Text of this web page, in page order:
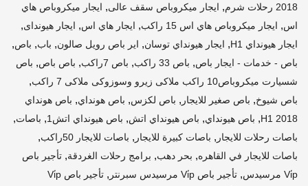
2018 رحلات شرم , ايجار ميكروباص سقف عالى, ايجار ميكروباص هاي
اس, ايجار ميكروباص هاي اس 15 راكب , ايجار هاي اس, ايجار هيونداى,
ايجار هيونداي H1 , ايجار هيونداي توسان, اير باص رويل صالون, باب, باص,
باص - خدمات - ايجار باص, باص 33 راكب , باص 7راكب , باص باص, باص
شسيارت ميكروباص10 راكب ملاكى زيرو وسوزوكى ملاكى 7 راكب
,
باص شيوخ, باص صغير للايجار , باص لكزس, باص هونداي, باص هونداي
H1 2018
, باص هيونداي, باص هيونداي اتش, باص هيونداي اتش1 , باصات,
باصات رحلات للايجار , باصات كبيرة للايجار , باصات للايجار 50راكب ,
باصات للايجار في القاهره, بحر دهب, برامج رحلات الغردقة, تأجير باص
Vi̇p مرسيدس
, تأجير باص Vi̇p مرسيدس سبرنتر ,
تأجير باص Vi̇p